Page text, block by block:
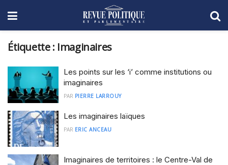
Étiquette : Imaginaires
Les points sur les ‘i’ comme institutions ou
imaginaires
PAR PIERRE LARROUY
Les imaginaires laïques
PAR ERIC ANCEAU
Imaginaires de territoires : le Centre-Val de